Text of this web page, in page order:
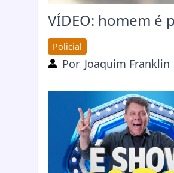
VÍDEO: homem é
Policial
Por Joaquim Franklin